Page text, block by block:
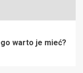
warto je mieć?